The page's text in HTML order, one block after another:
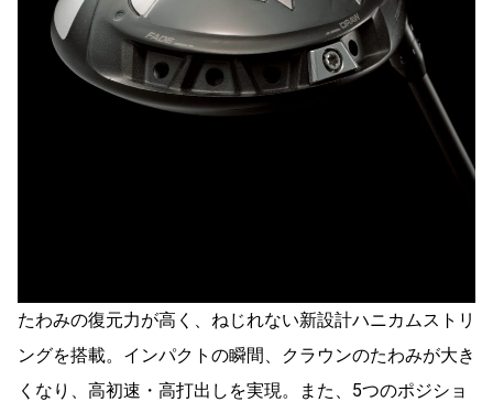
たわみの復元力が高く、ねじれない新設計ハニカムストリ
ングを搭載。インパクトの瞬間、クラウンのたわみが大き
くなり、高初速・高打出しを実現。また、5つのポジショ